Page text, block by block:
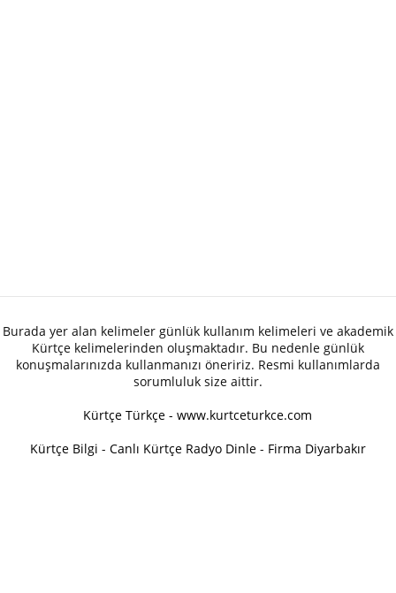
Burada yer alan kelimeler günlük kullanım kelimeleri ve akademik
Kürtçe kelimelerinden oluşmaktadır. Bu nedenle günlük
konuşmalarınızda kullanmanızı öneririz. Resmi kullanımlarda
sorumluluk size aittir.
Kürtçe Türkçe - www.kurtceturkce.com
Kürtçe Bilgi - Canlı Kürtçe Radyo Dinle - Firma Diyarbakır